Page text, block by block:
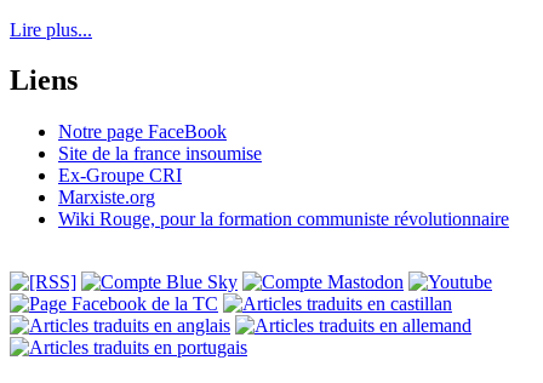
Lire plus...
Liens
Notre page FaceBook
Site de la france insoumise
Ex-Groupe CRI
Marxiste.org
Wiki Rouge, pour la formation communiste révolutionnaire